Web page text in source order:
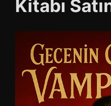
Kitabı